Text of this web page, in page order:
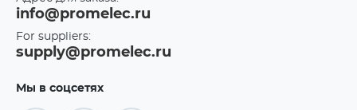
info@promelec.ru
For suppliers:
supply@promelec.ru
Мы в соцсетях